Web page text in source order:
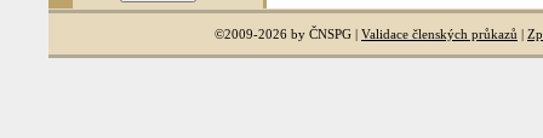
©2009-2026 by ČNSPG | Validace členských průkazů |